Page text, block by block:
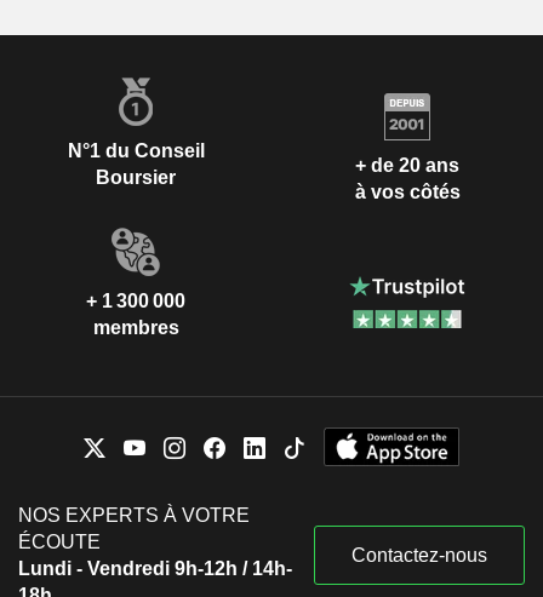
N°1 du Conseil
Boursier
+ de 20 ans
à vos côtés
+ 1 300 000
membres
NOS EXPERTS À VOTRE
ÉCOUTE
Lundi - Vendredi 9h-12h / 14h-
Contactez-nous